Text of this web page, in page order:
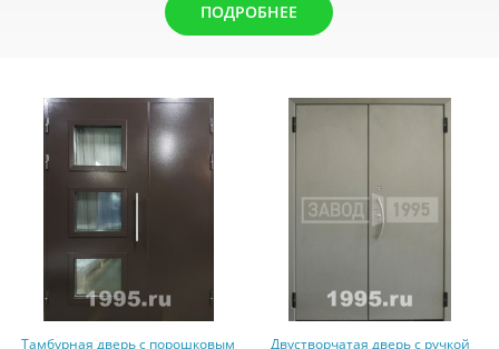
ПОДРОБНЕЕ
Тамбурная дверь с порошковым
Двустворчатая дверь с ручкой